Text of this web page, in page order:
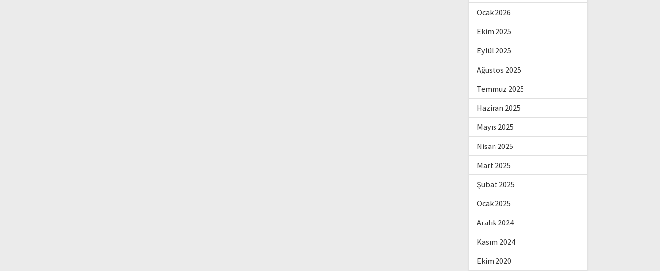
Ocak 2026
Ekim 2025
Eylül 2025
Ağustos 2025
Temmuz 2025
Haziran 2025
Mayıs 2025
Nisan 2025
Mart 2025
Şubat 2025
Ocak 2025
Aralık 2024
Kasım 2024
Ekim 2020